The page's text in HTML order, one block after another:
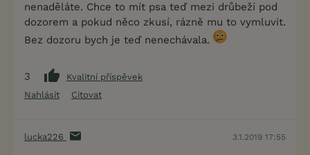
nenaděláte. Chce to mít psa teď mezi drůbeží pod
dozorem a pokud něco zkusí, rázně mu to vymluvit.
Bez dozoru bych je teď nenechávala.
3
Kvalitní příspěvek
Nahlásit
Citovat
lucka226 3.1.2019 17:55